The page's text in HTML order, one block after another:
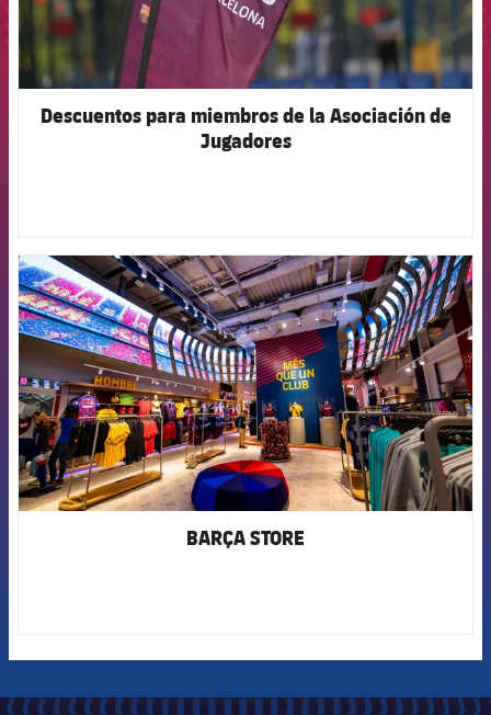
Descuentos para miembros de la Asociación de
Jugadores
FCB Barcelona badge
BARÇA STORE